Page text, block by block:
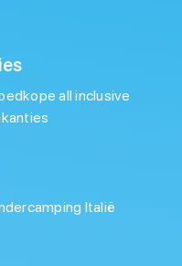
all inclusive
Italië